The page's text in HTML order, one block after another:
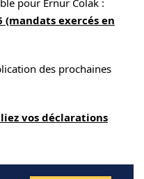
pour Ernur Colak :
exercés en
des prochaines
vos déclarations